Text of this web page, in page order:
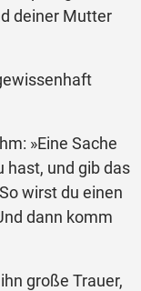
deiner Mutter
»Eine Sache
hast, und gib das
wirst du einen
dann komm
große Trauer,